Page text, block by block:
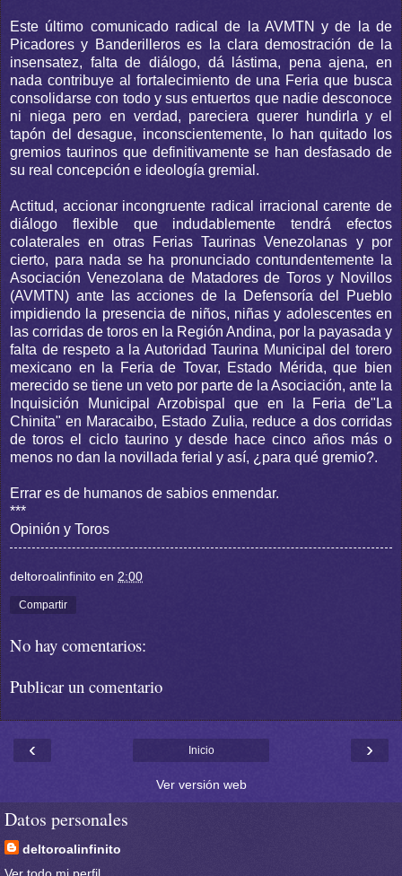
Este último comunicado radical de la AVMTN y de la de
Picadores y Banderilleros es la clara demostración de la
insensatez, falta de diálogo, dá lástima, pena ajena, en
nada contribuye al fortalecimiento de una Feria que busca
consolidarse con todo y sus entuertos que nadie desconoce
ni niega pero en verdad, pareciera querer hundirla y el
tapón del desague, inconscientemente, lo han quitado los
gremios taurinos que definitivamente se han desfasado de
su real concepción e ideología gremial.
Actitud, accionar incongruente radical irracional carente de
diálogo flexible que indudablemente tendrá efectos
colaterales en otras Ferias Taurinas Venezolanas y por
cierto, para nada se ha pronunciado contundentemente la
Asociación Venezolana de Matadores de Toros y Novillos
(AVMTN) ante las acciones de la Defensoría del Pueblo
impidiendo la presencia de niños, niñas y adolescentes en
las corridas de toros en la Región Andina, por la payasada y
falta de respeto a la Autoridad Taurina Municipal del torero
mexicano en la Feria de Tovar, Estado Mérida, que bien
merecido se tiene un veto por parte de la Asociación, ante la
Inquisición Municipal Arzobispal que en la Feria de"La
Chinita" en Maracaibo, Estado Zulia, reduce a dos corridas
de toros el ciclo taurino y desde hace cinco años más o
menos no dan la novillada ferial y así, ¿para qué gremio?.
Errar es de humanos de sabios enmendar.
***
Opinión y Toros
deltoroalinfinito en 2:00
Compartir
No hay comentarios:
Publicar un comentario
‹ ›
Inicio
Ver versión web
Datos personales
deltoroalinfinito
Ver todo mi perfil